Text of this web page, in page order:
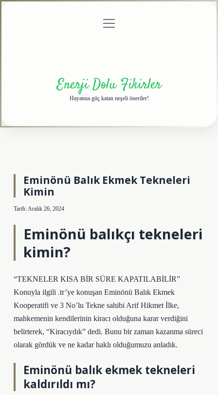
menüyü
Enerji Dolu Fikirler
Hayatına güç katan neşeli öneriler!
Eminönü Balık Ekmek Tekneleri
Kimin
Tarih: Aralık 26, 2024
Eminönü balıkçı tekneleri
kimin?
“TEKNELER KISA BİR SÜRE KAPATILABİLİR”
Konuyla ilgili .tr’ye konuşan Eminönü Balık Ekmek
Kooperatifi ve 3 No’lu Tekne sahibi Arif Hikmet İlke,
mahkemenin kendilerinin kiracı olduğuna karar verdiğini
belirterek, “Kiracıydık” dedi. Bunu bir zaman kazanma süreci
olarak gördük ve ne kadar haklı olduğumuzu anladık.
Eminönü balık ekmek tekneleri
kaldırıldı mı?